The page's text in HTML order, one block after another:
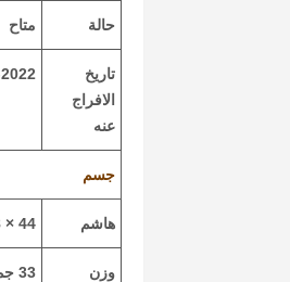
حالة متاح
تاريخ
الافراج
عنه
2022، سبتمبر
جسم
هاشم 44 × 38 × 10.7 ملم (1.73 × 1.50 × 0.42 بوصة)
وزن 33 جم (1.16 أونصة)